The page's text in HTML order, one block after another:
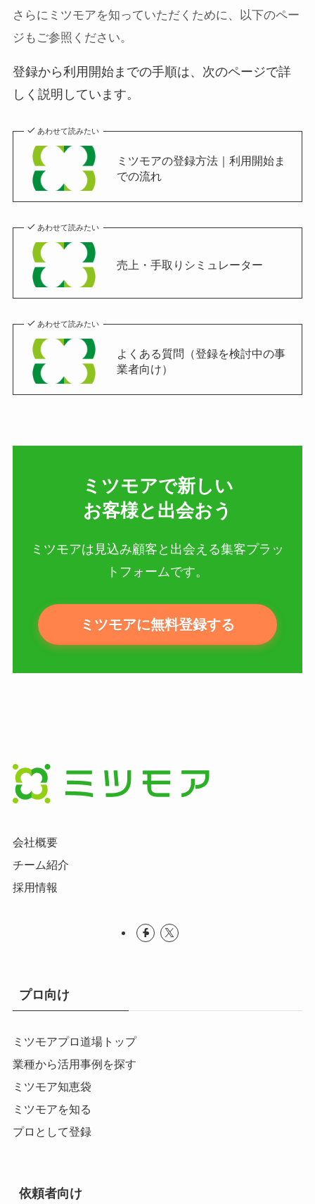
さらにミツモアを知っていただくために、以下のペー
ジもご参照ください。
登録から利用開始までの手順は、次のページで詳
しく説明しています。
あわせて読みたい
ミツモアの登録方法｜利用開始ま
での流れ
あわせて読みたい
売上・手取りシミュレーター
あわせて読みたい
よくある質問（登録を検討中の事
業者向け）
ミツモアで新しい​
お客様と出会おう
ミツモアは見込み顧客と出会える集客プラッ
トフォームです。
ミツモアに無料登録する
会社概要
チーム紹介
採用情報
プロ向け
ミツモアプロ道場トップ
業種から活用事例を探す
ミツモア知恵袋
ミツモアを知る
プロとして登録
依頼者向け